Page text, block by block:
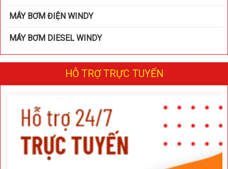
MÁY BƠM ĐIỆN WINDY
MÁY BƠM DIESEL WINDY
HỖ TRỢ TRỰC TUYẾN